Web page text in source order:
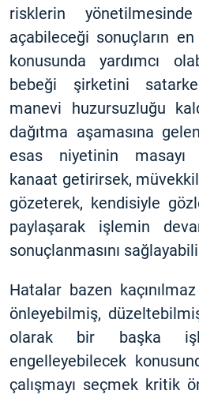
risklerin
açabileceği sonuçların
konusunda yardımcı
bebeği şirketini
manevi huzursuzluğu
dağıtma aşamasına
esas niyetinin masayı
kanaat getirirsek,
gözeterek, kendisiyle
paylaşarak işlemin
sonuçlanmasını
Hatalar bazen
önleyebilmiş,
olarak bir başka
engelleyebilecek
çalışmayı seçmek kritik